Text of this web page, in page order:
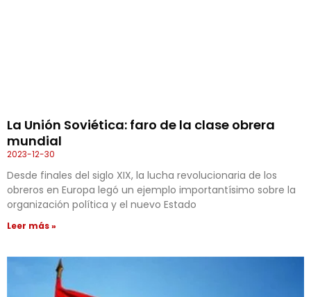
La Unión Soviética: faro de la clase obrera
mundial
2023-12-30
Desde finales del siglo XIX, la lucha revolucionaria de los
obreros en Europa legó un ejemplo importantísimo sobre la
organización política y el nuevo Estado
Leer más »